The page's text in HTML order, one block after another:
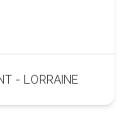
- LORRAINE